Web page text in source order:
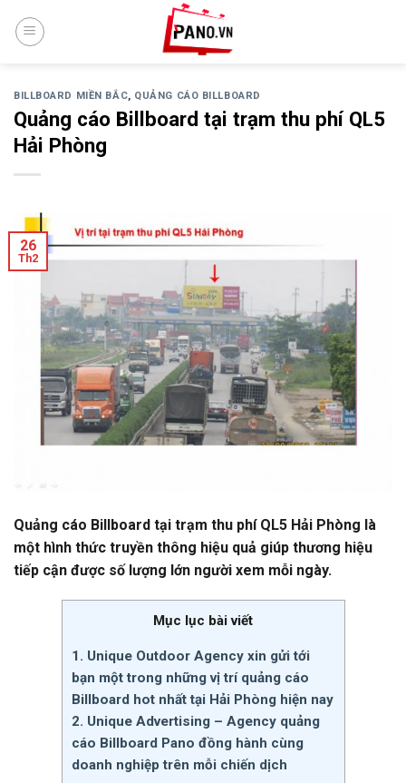
BILLBOARD MIỀN BẮC, QUẢNG CÁO BILLBOARD
Quảng cáo Billboard tại trạm thu phí QL5
Hải Phòng
26
Th2
Quảng cáo Billboard tại trạm thu phí QL5 Hải Phòng là
một hình thức truyền thông hiệu quả giúp thương hiệu
tiếp cận được số lượng lớn người xem mỗi ngày.
Mục lục bài viết
1. Unique Outdoor Agency xin gửi tới
bạn một trong những vị trí quảng cáo
Billboard hot nhất tại Hải Phòng hiện nay
2. Unique Advertising – Agency quảng
cáo Billboard Pano đồng hành cùng
doanh nghiệp trên mỗi chiến dịch